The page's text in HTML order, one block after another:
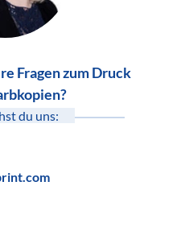
Fragen zum Druck
du uns: